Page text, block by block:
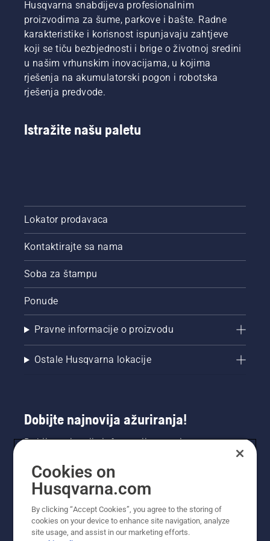
održavanje
zelenih
površina
u
urbanim
oblastima.
Husqvarna snabdijeva profesionalnim
proizvodima za šume, parkove i bašte. Radne
karakteristike i korisnost ispunjavaju zahtjeve
koji se tiču bezbjednosti i brige o životnoj sredini
u našim vrhunskim inovacijama, u kojima
rješenja na akumulatorski pogon i robotska
rješenja predvode.
Istražite našu paletu
Lokator prodavaca
Kontaktirajte sa nama
Soba za štampu
Ponude
Pravne informacije o proizvodu
Ostale Husqvarna lokacije
Dobijte najnovija ažuriranja!
Dobijte najnovije informacije o novim
proizvodima, specijalnim ponudama i još mnogo
toga. Prijavite se na naš bilten ovdje.
Cookies on
Husqvarna.com
By clicking “Accept Cookies”, you agree to the storing of
cookies on your device to enhance site navigation, analyze
site usage, and assist in our marketing efforts.